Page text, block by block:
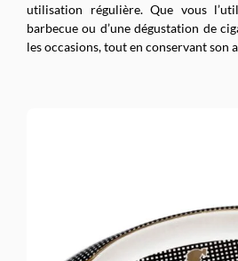
utilisation régulière. Que vous
barbecue ou d’une dégustation de
les occasions, tout en conservant son